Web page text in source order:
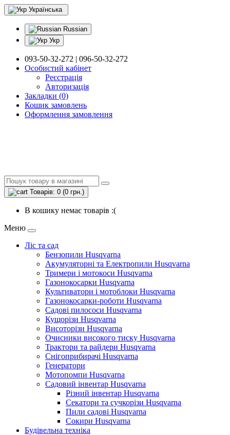
Українська
Russian
Укр
093-50-32-272 | 096-50-32-272
Особистий кабінет
Реєстрація
Авторизація
Закладки (0)
Кошик замовлень
Оформлення замовлення
Товарів: 0 (0 грн.)
В кошику немає товарів :(
Меню
Ліс та сад
Бензопили Husqvarna
Акумуляторні та Електропили Husqvarna
Тримери і мотокоси Husqvarna
Газонокосарки Husqvarna
Культиватори і мотоблоки Husqvarna
Газонокосарки-роботи Husqvarna
Садові пилососи Husqvarna
Кущорізи Husqvarna
Висоторізи Husqvarna
Очисники високого тиску Husqvarna
Трактори та райдери Husqvarna
Снігоприбирачі Husqvarna
Генератори
Мотопомпи Husqvarna
Садовий інвентар Husqvarna
Різний інвентар Husqvarna
Секатори та сучкорізи Husqvarna
Пили садові Husqvarna
Сокири Husqvarna
Будівельна техніка